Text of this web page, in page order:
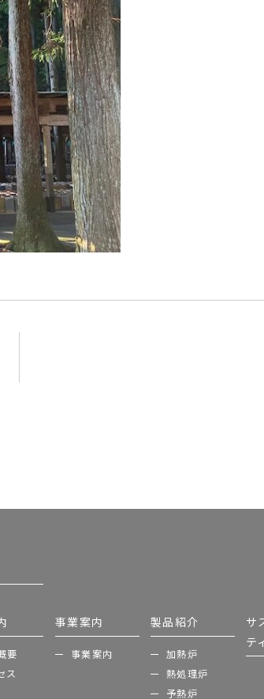
要
ス
事業案内
事業案内
製品紹介
加熱炉
熱処理炉
予熱炉
サ
テ